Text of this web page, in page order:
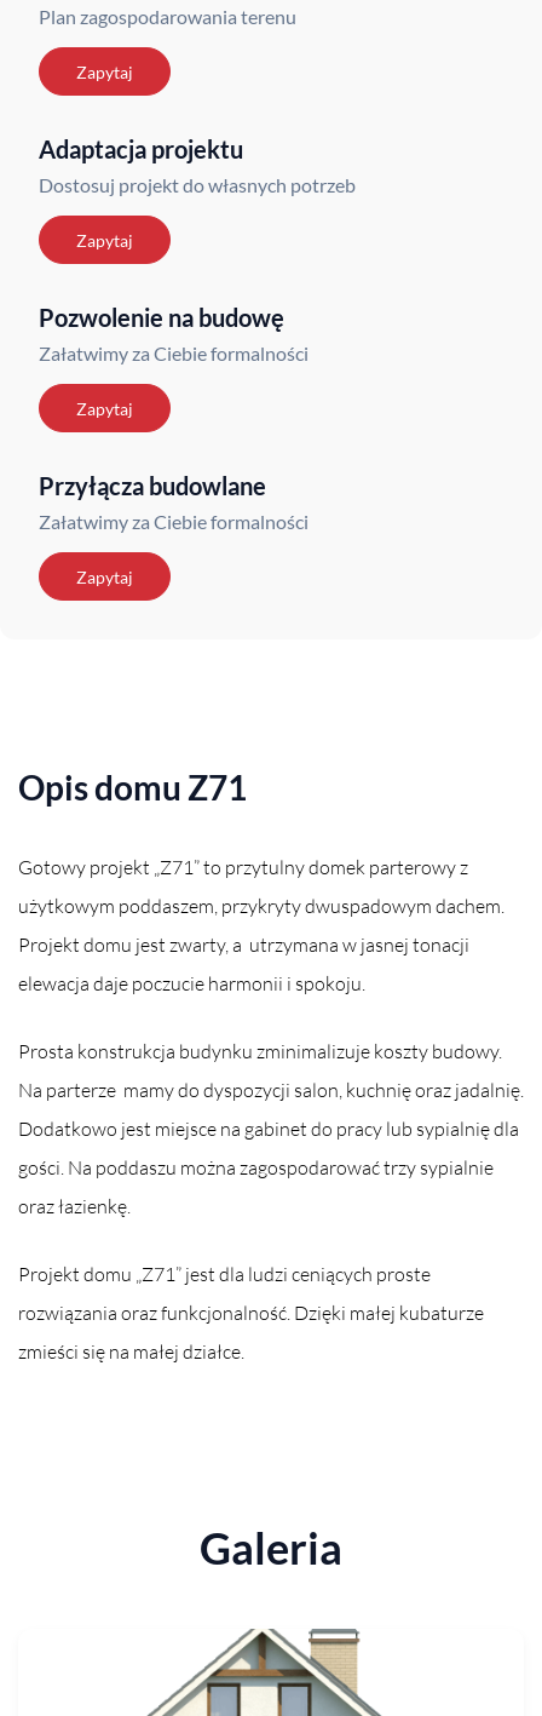
Plan zagospodarowania terenu
Zapytaj
Adaptacja projektu
Dostosuj projekt do własnych potrzeb
Zapytaj
Pozwolenie na budowę
Załatwimy za Ciebie formalności
Zapytaj
Przyłącza budowlane
Załatwimy za Ciebie formalności
Zapytaj
Opis domu Z71
Gotowy projekt „Z71” to przytulny domek parterowy z
użytkowym poddaszem, przykryty dwuspadowym dachem.
Projekt domu jest zwarty, a utrzymana w jasnej tonacji
elewacja daje poczucie harmonii i spokoju.
Prosta konstrukcja budynku zminimalizuje koszty budowy.
Na parterze mamy do dyspozycji salon, kuchnię oraz jadalnię.
Dodatkowo jest miejsce na gabinet do pracy lub sypialnię dla
gości. Na poddaszu można zagospodarować trzy sypialnie
oraz łazienkę.
Projekt domu „Z71” jest dla ludzi ceniących proste
rozwiązania oraz funkcjonalność. Dzięki małej kubaturze
zmieści się na małej działce.
Galeria